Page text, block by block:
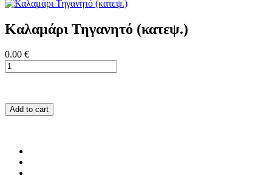
Καλαμάρι Τηγανητό (κατεψ.)
0.00 €
Add to cart